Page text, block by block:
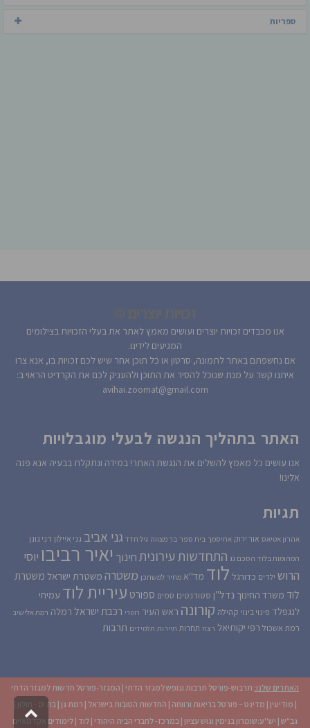
ספריות
אנו מכבדים זכויות יוצרים ועושים מאמץ לאתר את בעלי הזכויות בצילומים
המגיעים לידינו.
אם נחשפתם באתר לתמונה, סרטון או כל תוכן אחר שיש לכם זכויות בו, אנא צרו
איתנו קשר על מנת שנוכל להסיר את התוכן ולהעניק לכם את הקרדיט הראוי ב:
avihai.zoomat@gmail.com
האתר בתהליך הנגשה לבעלי מוגבלויות
אנו עושים כל מאמץ להשלים את הנגשת האתר! במידה ונתקלת בבעיה אנא פנה
אלינו!
תגיות
אהרון אטיאס אור ירוק אחיסמך בית ספר בר מצווה גיל חדד גני אביב גני איילון דני גונן
המהומות בלוד הסכם גג התחדשות עירוניתחינוך יאיר רביבו יוסי
הרוש ילדים כדורגל לוד מד''א מחיר למשתכן משטרה משטרת ישראל משטרת
לוד משרד החינוך נדל''ן סטודנטים סמים ספורט עיריית לוד עמיחי
לנגפלד פינוי בינוי קהילה קורונה ראש העיר רוטרי רכבת ישראל רמלה רמת אלישיב
רמת אשכול רפי יקותיאל רצח תחרות תיירות תלמידים תרבות
האתרים שלנו: תרבוש-פורטל תרבות ונופש למגזר הדתי | המגזר-פורטל חדשות למגזר הדתי
| מודיעין | מדינט – פורטל בריאות ורווחה | החדשות הטובות בישראל | רמת גן | בת ים - חולון |
גב"ש | יש''ע:שומרון בנימין וגוש עציון | במרכז- לחברי הבית היהודי | לוד | לימודים אקדמאיים